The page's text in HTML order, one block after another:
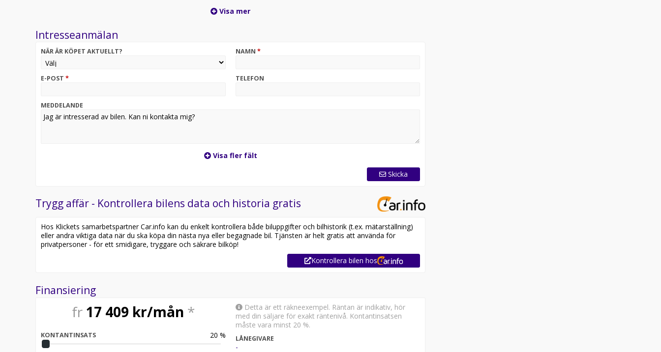
elektrisk med minne, Fällbara ytterbackspeglar aut avbländadespegel för förarsidan, Adaptiv 2-axlig
Visa mer
Intresseanmälan
NÄR ÄR KÖPET AKTUELLT? NAMN *
E-POST * TELEFON
MEDDELANDE
Visa fler fält
Skicka
Trygg affär - Kontrollera bilens data och historia gratis
Hos Klickets samarbetspartner Car.info kan du enkelt kontrollera både biluppgifter och bilhistorik (t.ex. mätarställning)
eller andra viktiga data när du ska köpa din nästa nya eller begagnade bil. Tjänsten är helt gratis att använda för
privatpersoner - för ett smidigare, tryggare och säkrare bilköp!
Kontrollera bilen hos
Finansiering
fr 17 409 kr/mån *
KONTANTINSATS 20 %
Detta är ett räkneexempel. Räntan är indikativ, hör
med din säljare för exakt räntenivå. Kontantinsatsen
måste vara minst 20 %.
LÅNEGIVARE
-